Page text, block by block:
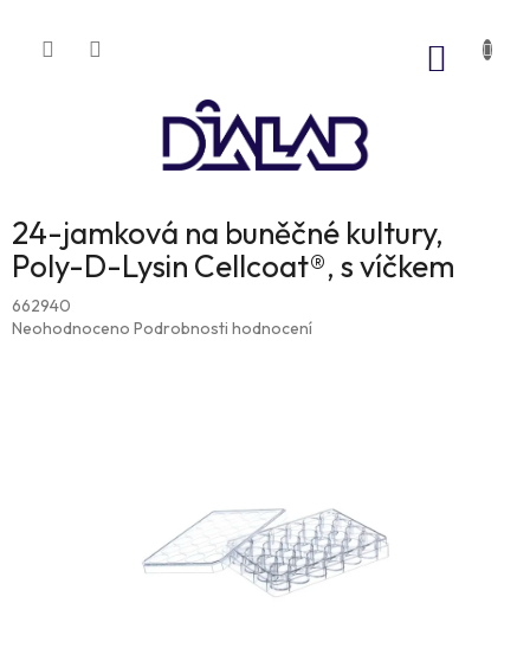
obsah
24-jamková na buněčné kultury,
Poly-D-Lysin Cellcoat®, s víčkem
662940
Průměrné
Neohodnoceno Podrobnosti hodnocení